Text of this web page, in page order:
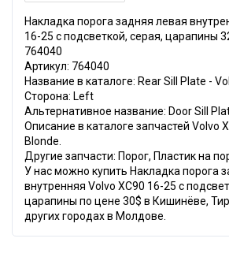
Накладка порога задняя левая
16-25 с подсветкой, серая, царапины
764040
Артикул: 764040
Название в каталоге: Rear Sill Plate -
Сторона: Left
Альтернативное название: Door Sill
Описание в каталоге запчастей Volvo
Blonde.
Другие запчасти: Порог, Пластик на
У нас можно купить Накладка порога
внутренняя Volvo XC90 16-25 с
царапины по цене 30$ в Кишинёве,
других городах в Молдове.